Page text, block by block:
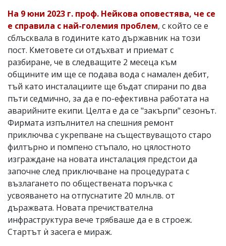
На 9 юни 2023 г. проф. Нейкова оповестява, че се
е справила с най-големия проблем, с който се е
сблъсквала в годините като държавник на този
пост. Кметовете си отдъхват и приемат с
разбиране, че в следващите 2 месеца към
общините им ще се подава вода с намален дебит,
тъй като инсталациите ще бъдат спирани по два
пъти седмично, за да е по-ефективна работата на
аварийните екипи. Целта е да се "закърпи" сезонът.
Фирмата изпълнител на спешния ремонт
приключва с укрепване на съществуващото старо
филтърно и помпено стъпало, но цялостното
изграждане на новата инсталация предстои да
започне след приключване на процедурата с
възлагането по обществената поръчка с
усвояването на отпуснатите 20 млн.лв. от
дъражвата. Новата пречиствателна
инфраструктура вече трябваше да е в строеж.
Стартът ѝ засега е мираж.